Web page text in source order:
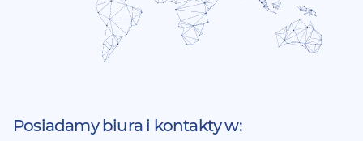
Posiadamy biura i kontakty w: